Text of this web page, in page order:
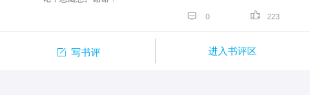
 0  223
 写书评 进入书评区